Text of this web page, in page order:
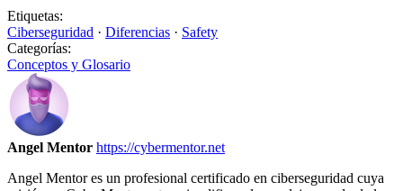
Etiquetas:
Ciberseguridad · Diferencias · Safety
Categorías:
Conceptos y Glosario
Angel Mentor https://cybermentor.net
Angel Mentor es un profesional certificado en ciberseguridad cuya